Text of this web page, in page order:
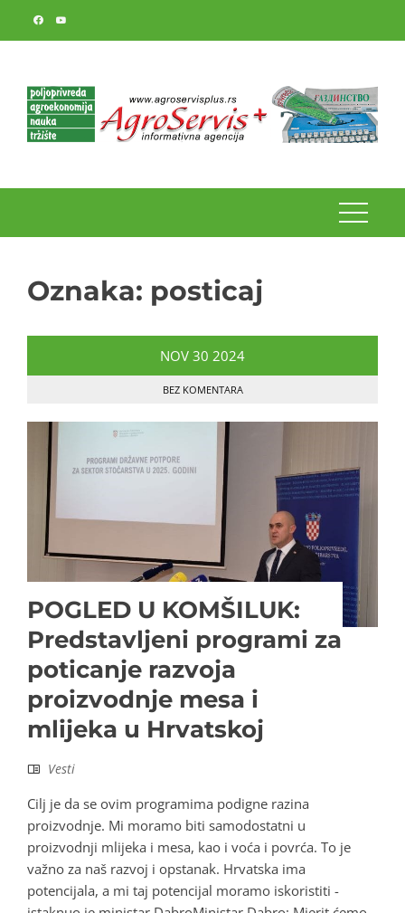
Oznaka: posticaj
NOV 30 2024
BEZ KOMENTARA
POGLED U KOMŠILUK:
Predstavljeni programi za
poticanje razvoja
proizvodnje mesa i
mlijeka u Hrvatskoj
Vesti
Cilj je da se ovim programima podigne razina
proizvodnje. Mi moramo biti samodostatni u
proizvodnji mlijeka i mesa, kao i voća i povrća. To je
važno za naš razvoj i opstanak. Hrvatska ima
potencijala, a mi taj potencijal moramo iskoristiti -